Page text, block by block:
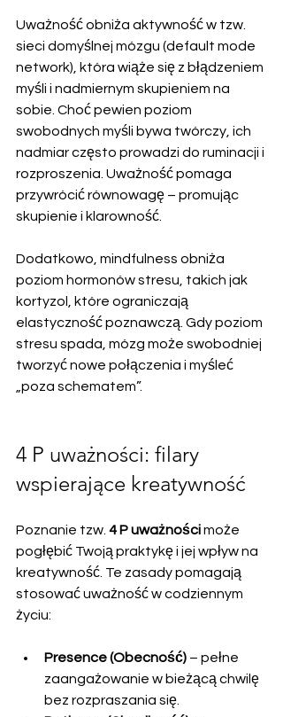
Uważność obniża aktywność w tzw.
sieci domyślnej mózgu (default mode
network), która wiąże się z błądzeniem
myśli i nadmiernym skupieniem na
sobie. Choć pewien poziom
swobodnych myśli bywa twórczy, ich
nadmiar często prowadzi do ruminacji i
rozproszenia. Uważność pomaga
przywrócić równowagę – promując
skupienie i klarowność.
Dodatkowo, mindfulness obniża
poziom hormonów stresu, takich jak
kortyzol, które ograniczają
elastyczność poznawczą. Gdy poziom
stresu spada, mózg może swobodniej
tworzyć nowe połączenia i myśleć
„poza schematem”.
4 P uważności: filary
wspierające kreatywność
Poznanie tzw. 4 P uważności może
pogłębić Twoją praktykę i jej wpływ na
kreatywność. Te zasady pomagają
stosować uważność w codziennym
życiu:
Presence (Obecność) – pełne
zaangażowanie w bieżącą chwilę
bez rozpraszania się.